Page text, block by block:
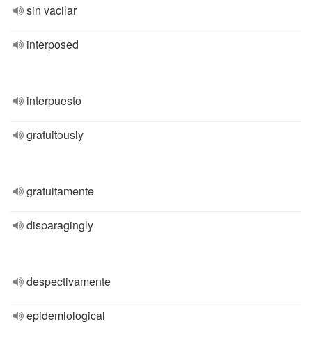
sin vacilar
interposed
interpuesto
gratuitously
gratuitamente
disparagingly
despectivamente
epidemiological